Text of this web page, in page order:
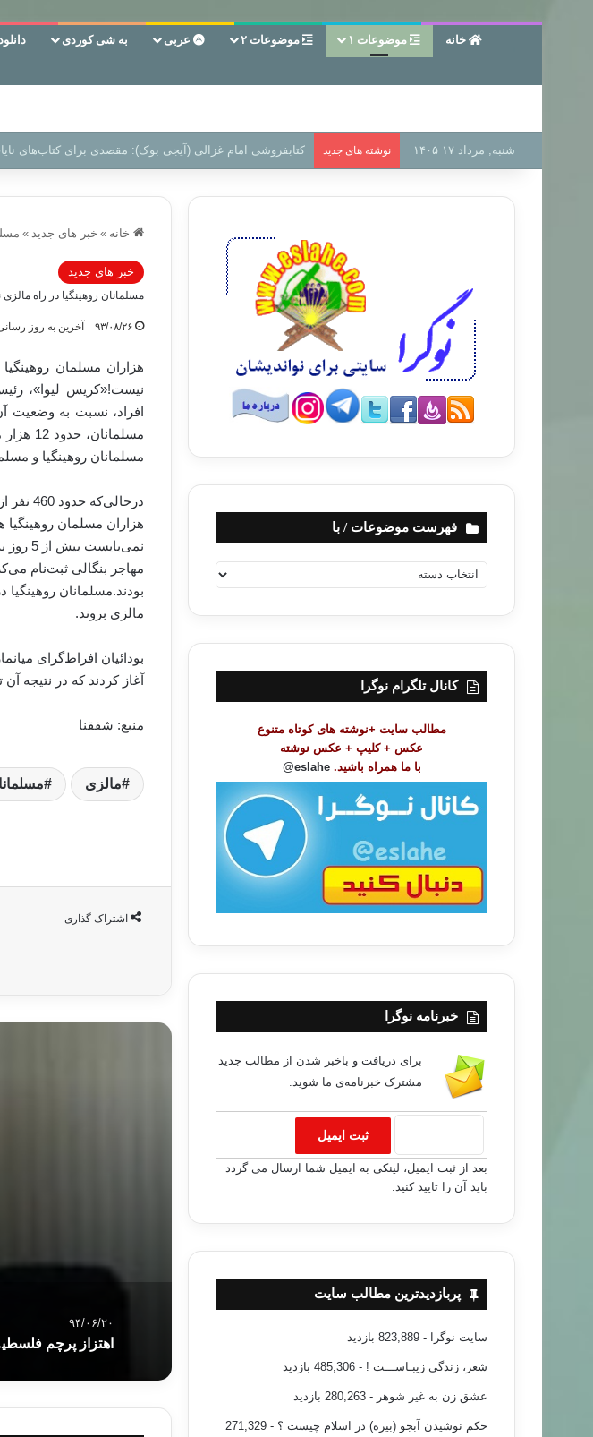
خانه موضوعات ۱ موضوعات ۲ عربی به شی کوردی
شنبه, مرداد ۱۷ ۱۴۰۵ نوشته های جدید سر دفتر فساد در زمین‌، دوری وکناره‌گیری از راه خداست‌!
خانه » خبر های جدید »
خبر های جدید
مسلمانان روهینگیا در راه مالزی
۹۳/۰۸/۲۶ آخرین به روز رسانی: ۹۳/
هزاران مسلمان
نیست!«کریس لیوا»،
مسلمانان روهینگیا و
هزاران مسلمان
مهاجر بنگالی ثبت‌نام
بودند.مسلمانان
مالزی بروند.
آغاز کردند که در نتیجه
منبع: شفقنا
مالزی
اشتراک گذاری
۹۴/۰۶/۲۰
فهرست موضوعات / با
ه
ت
ض
کانال تلگرام نوگرا
مطالب سایت +نوشته های کوتاه متنوع
عکس + کلیپ + عکس نوشته
با ما همراه باشید. eslahe@
خبرنامه نوگرا
برای دریافت و باخبر شدن از مطالب جدید
مشترک خبرنامه‌ی ما شوید.
بعد از ثبت ایمیل، لینکی به ایمیل شما ارسال می گردد
باید آن را تایید کنید.
پربازدیدترین مطالب سایت
سایت نوگرا - 823,889 بازدید
شعر، زندگی زیبـاســـت ! - 485,306 بازدید
عشق زن به غیر شوهر - 280,263 بازدید
حکم نوشیدن آبجو (بیره) در اسلام چیست ؟
- 271,329